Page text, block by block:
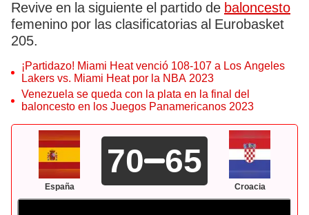
Revive en la siguiente el partido de baloncesto
femenino por las clasificatorias al Eurobasket
205.
¡Partidazo! Miami Heat venció 108-107 a Los Angeles
Lakers vs. Miami Heat por la NBA 2023
Venezuela se queda con la plata en la final del
baloncesto en los Juegos Panamericanos 2023
España
70 65
Croacia